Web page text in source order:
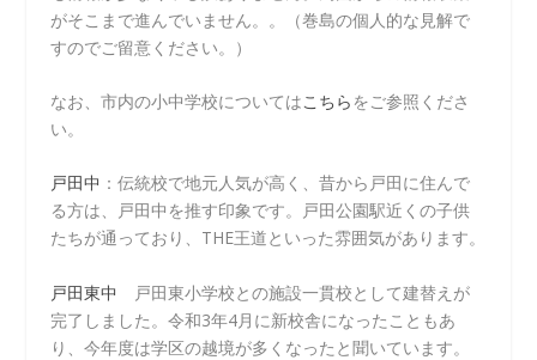
がそこまで進んでいません。。（巻島の個人的な見解で
すのでご留意ください。）
なお、市内の小中学校についてはこちら をご参照くださ
い。
戸田中 ：伝統校で地元人気が高く、昔から戸田に住んで
る方は、戸田中を推す印象です。戸田公園駅近くの子供
たちが通っており、THE王道といった雰囲気があります。
戸田東中
戸田東小学校との施設一貫校として建替えが
完了しました。令和3年4月に新校舎になったこともあ
り、今年度は学区の越境が多くなったと聞いています。